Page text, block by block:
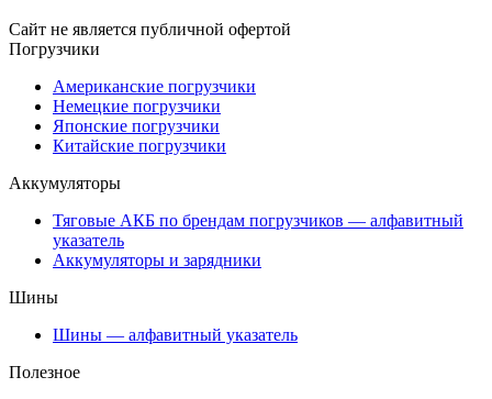
Сайт не является публичной офертой
Погрузчики
Американские погрузчики
Немецкие погрузчики
Японские погрузчики
Китайские погрузчики
Аккумуляторы
Тяговые АКБ по брендам погрузчиков — алфавитный
указатель
Аккумуляторы и зарядники
Шины
Шины — алфавитный указатель
Полезное